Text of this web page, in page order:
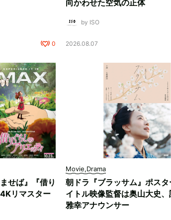
0
向かわせた空気の正体
by ISO
2026.08.07
せば』『借り
リマスター
Movie,Drama
朝ドラ『ブラッサム』ポスタ
イトル映像監督は奥山大史
雅幸アナウンサー